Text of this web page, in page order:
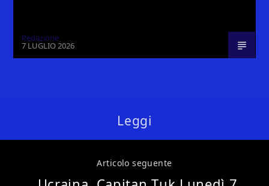
Redazione
7 LUGLIO 2026
Leggi
Articolo seguente